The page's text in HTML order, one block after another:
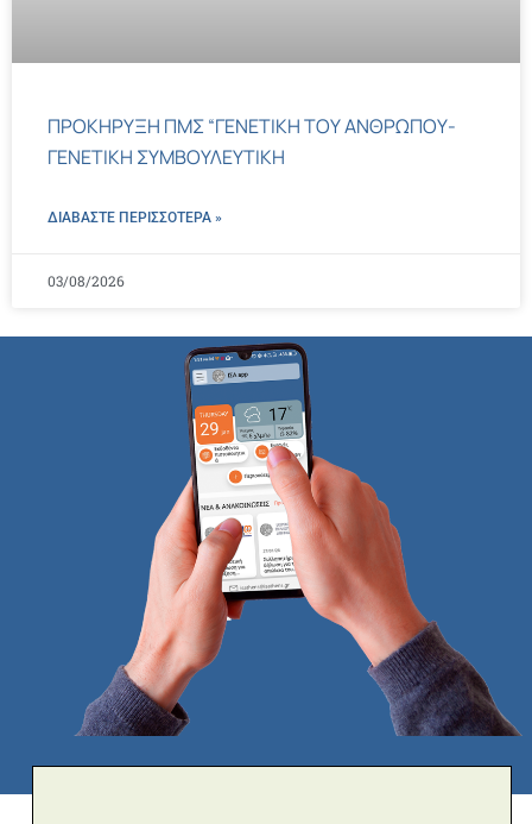
ΠΡΟΚΗΡΥΞΗ ΠΜΣ “ΓΕΝΕΤΙΚΗ ΤΟΥ ΑΝΘΡΩΠΟΥ-
ΓΕΝΕΤΙΚΗ ΣΥΜΒΟΥΛΕΥΤΙΚΗ
ΔΙΑΒΑΣΤΕ ΠΕΡΙΣΣΌΤΕΡΑ »
03/08/2026